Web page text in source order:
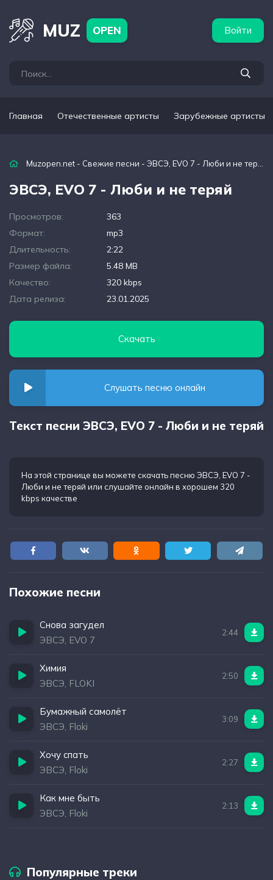
MUZ OPEN Войти
Главная Отечественные артисты Зарубежные артисты
Muzopen.net - Свежие песни - ЭВСЭ, EVO 7 - Люби и не теряй
ЭВСЭ, EVO 7 - Люби и не теряй
Просмотров:
363
Формат:
mp3
Длительность:
2:22
Размер файла:
5.48 MB
Качество:
320 kbps
Дата релиза:
23.01.2025
Скачать
Слушать песню онлайн
Текст песни ЭВСЭ, EVO 7 - Люби и не теряй
На этой странице вы можете скачать песню ЭВСЭ, EVO 7 -
Люби и не теряй или слушайте онлайн в хорошем 320
kbps качестве
Похожие песни
Снова загудел
ЭВСЭ, EVO 7
2:44
Химия
ЭВСЭ, FLOKI
2:50
Бумажный самолёт
ЭВСЭ, Floki
3:09
Хочу cпать
ЭВСЭ, Floki
2:27
Как мне быть
ЭВСЭ, Floki
2:13
Популярные треки
артисты Популярные подборки